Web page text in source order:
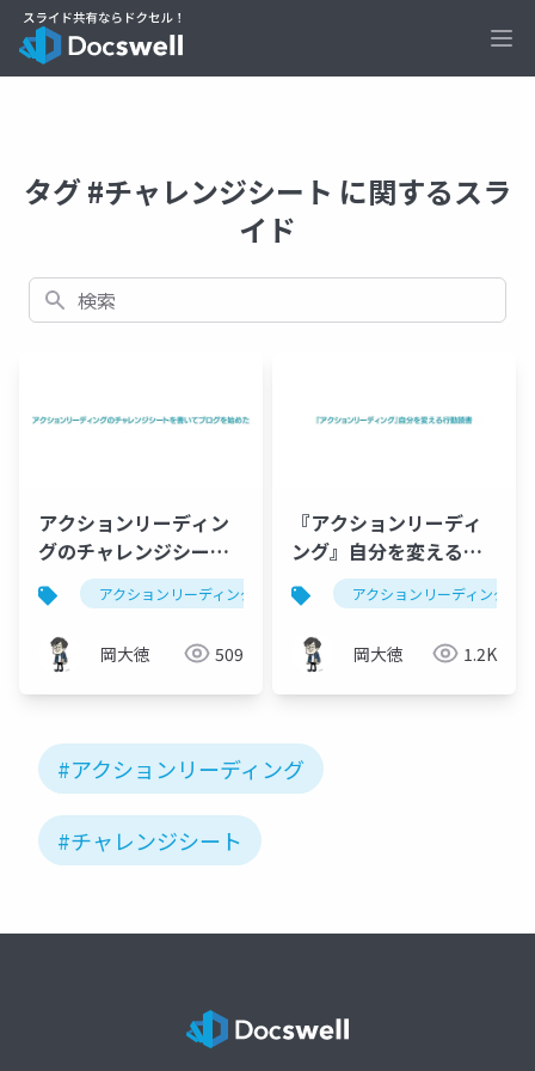
タグ #チャレンジシート に関するスラ
イド
検索
アクションリーディン
グのチャレンジシート
を書いてブログを始め
た
アクションリーディング チャレンジシート 読書
岡大徳 509
『アクションリーディ
ング』自分を変える行
動読書 アクションリーディング
岡大徳 1.2K
#アクションリーディング
#チャレンジシート